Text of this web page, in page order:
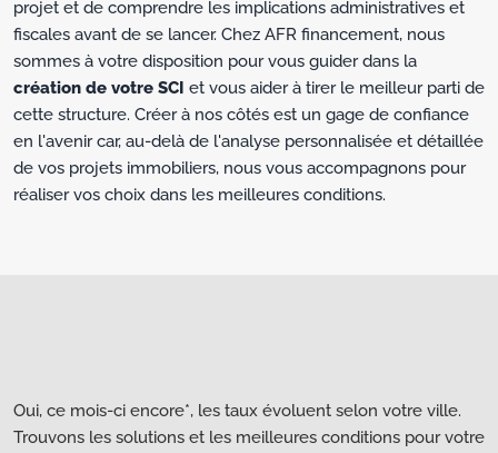
projet et de comprendre les implications administratives et
fiscales avant de se lancer. Chez AFR financement, nous
sommes à votre disposition pour vous guider dans la
création de votre SCI et vous aider à tirer le meilleur parti de
cette structure. Créer à nos côtés est un gage de confiance
en l'avenir car, au-delà de l'analyse personnalisée et détaillée
de vos projets immobiliers, nous vous accompagnons pour
réaliser vos choix dans les meilleures conditions.
Oui, ce mois-ci encore*, les taux évoluent selon votre ville.
Trouvons les solutions et les meilleures conditions pour votre